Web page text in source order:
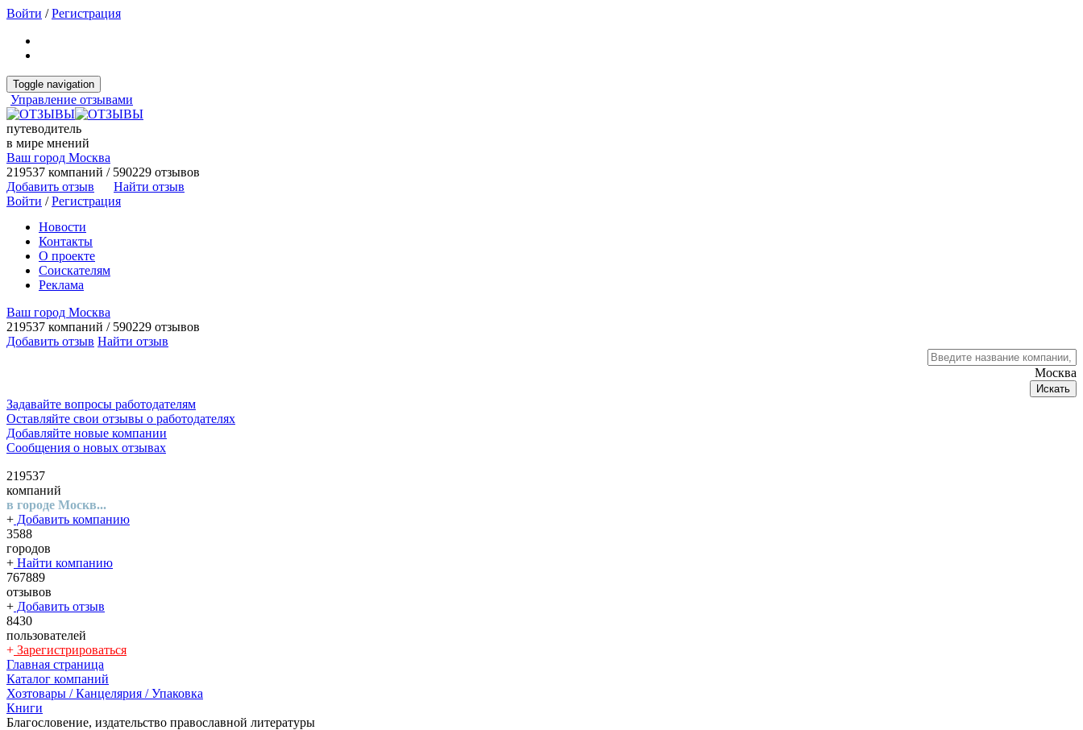
Войти /Регистрация
Toggle navigation
Управление отзывами
путеводитель
в мире мнений
Ваш город Москва
219537 компаний / 590229 отзывов
Добавить отзыв
Найти отзыв
Войти /Регистрация
Новости
Контакты
О проекте
Соискателям
Реклама
Ваш город Москва
219537 компаний / 590229 отзывов
Добавить отзыв Найти отзыв
Москва
Искать
Задавайте вопросы работодателям
Оставляйте свои отзывы о работодателях
Добавляйте новые компании
Сообщения о новых отзывах
219537
компаний
в городе Москв...
+ Добавить компанию
3588
городов
+ Найти компанию
767889
отзывов
+ Добавить отзыв
8430
пользователей
+ Зарегистрироваться
Главная страница
Каталог компаний
Хозтовары / Канцелярия / Упаковка
Книги
Благословение, издательство православной литературы